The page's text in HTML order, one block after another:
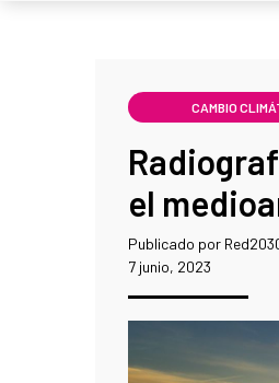
CAMBIO
el
Publicado por
7 junio, 2023